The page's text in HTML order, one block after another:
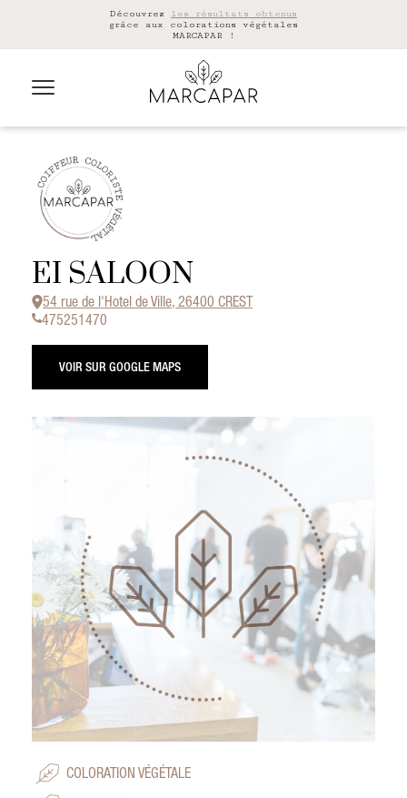
Découvrez les résultats obtenus
grâce aux colorations végétales
MARCAPAR !
EI SALOON
54 rue de l'Hotel de Ville, 26400 CREST
475251470
VOIR SUR GOOGLE MAPS
COLORATION VÉGÉTALE